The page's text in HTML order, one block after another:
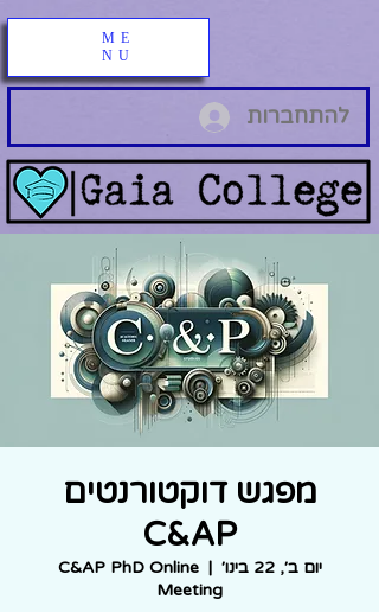
ME
NU
להתחברות
מפגש דוקטורנטים
C&AP
יום ב׳, 22 בינו׳
  |
C&AP PhD Online
Meeting